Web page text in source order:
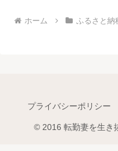
ホーム ふるさと納
プライバシーポリシー
© 2016 転勤妻を生き